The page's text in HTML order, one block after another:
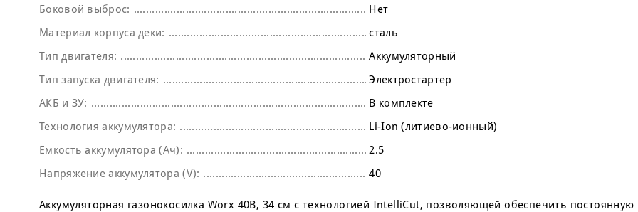
Боковой выброс:
Нет
Материал корпуса деки:
сталь
Тип двигателя:
Аккумуляторный
Тип запуска двигателя:
Электростартер
АКБ и ЗУ:
В комплекте
Технология аккумулятора:
Li-Ion (литиево-ионный)
Емкость аккумулятора (Ач):
2.5
Напряжение аккумулятора (V):
40
Аккумуляторная газонокосилка Worx 40В, 34 см с технологией IntelliCut, позволяющей обеспечить постоянную